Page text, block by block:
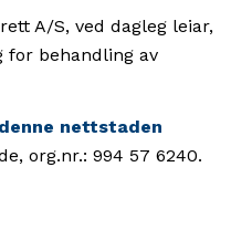
A/S, ved dagleg leiar,
for behandling av
nettstaden
org.nr.: 994 57 6240.